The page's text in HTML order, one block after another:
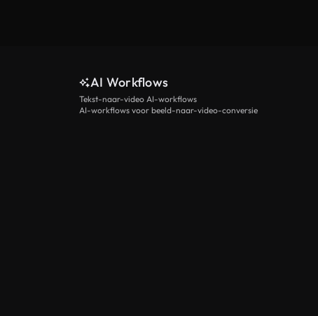
AI Workflows
Tekst-naar-video AI-workflows
AI-workflows voor beeld-naar-video-conversie